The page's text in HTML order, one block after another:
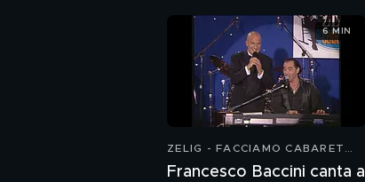
ZELIG - FACCIAMO CABARET
Francesco Baccini canta a
6 MIN